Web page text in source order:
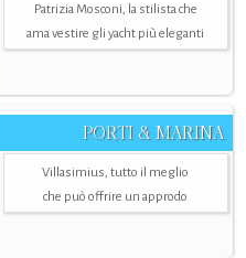
Patrizia Mosconi, la stilista che
ama vestire gli yacht più eleganti
PORTI & MARINA
Villasimius, tutto il meglio
che può offrire un approdo